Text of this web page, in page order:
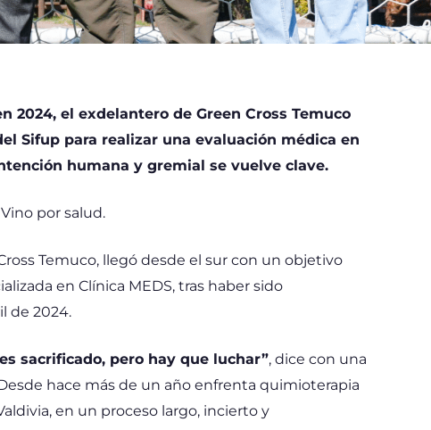
2024, el exdelantero de Green Cross Temuco
Sifup para realizar una evaluación médica en
humana y gremial se vuelve clave.
por salud.
Temuco, llegó desde el sur con un objetivo
en Clínica MEDS, tras haber sido
de 2024.
sacrificado, pero hay que luchar”, dice con una
hace más de un año enfrenta quimioterapia
en un proceso largo, incierto y